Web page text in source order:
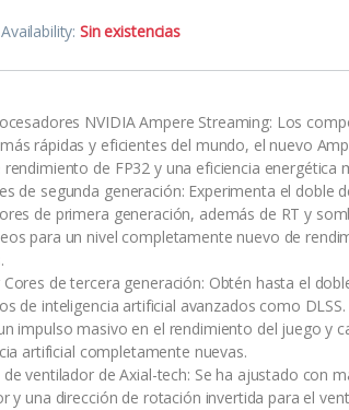
Availability:Sin existencias
NVIDIA Ampere Streaming: Los
rápidas y eficientes del mundo, el nuevo
rendimiento de FP32 y una eficiencia energética
de segunda generación: Experimenta el doble
de primera generación, además de RT y
para un nivel completamente nuevo de
Cores de tercera generación: Obtén hasta el
de inteligencia artificial avanzados como
impulso masivo en el rendimiento del juego y
artificial completamente nuevas.
de ventilador de Axial-tech: Se ha ajustado con
y una dirección de rotación invertida para el